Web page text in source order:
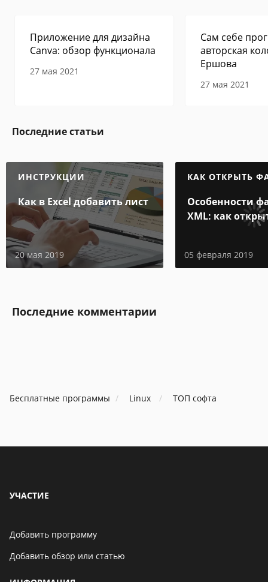
Приложение для дизайна
Canva: обзор функционала
27 мая 2021
Сам себе
авторская
Ершова
27 мая 2021
Последние статьи
ИНСТРУКЦИИ
Как в Excel добавить лист
20 мая 2019
КАК ОТКРЫТЬ
Особенности
XML: как
и на
05 февраля 2019
Последние комментарии
Бесплатные программы Linux ТОП софта
УЧАСТИЕ
Добавить программу
Добавить обзор или статью